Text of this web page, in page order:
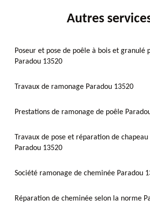
Autres
Poseur et pose de poêle à bois et granulé
Paradou 13520
Travaux de ramonage Paradou 13520
Prestations de ramonage de poêle
Travaux de pose et réparation de
Paradou 13520
Société ramonage de cheminée Paradou
Réparation de cheminée selon la norme